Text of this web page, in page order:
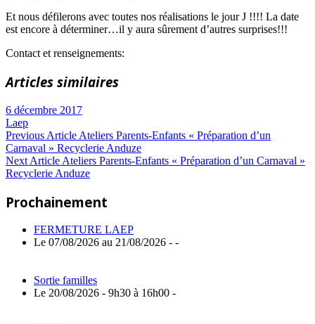
Et nous défilerons avec toutes nos réalisations le jour J !!!! La date
est encore à déterminer…il y aura sûrement d’autres surprises!!!
Contact et renseignements:
Articles similaires
6 décembre 2017
Laep
Navigation
de
l’article
Previous ArticlePrevious
Post:
Ateliers Parents-Enfants « Préparation d’un
Carnaval » Recyclerie Anduze
Next ArticleNext
Article:
Ateliers Parents-Enfants « Préparation d’un Carnaval »
Recyclerie Anduze
Prochainement
FERMETURE LAEP
Le 07/08/2026 au 21/08/2026 - -
Sortie familles
Le 20/08/2026 - 9h30 à 16h00 -